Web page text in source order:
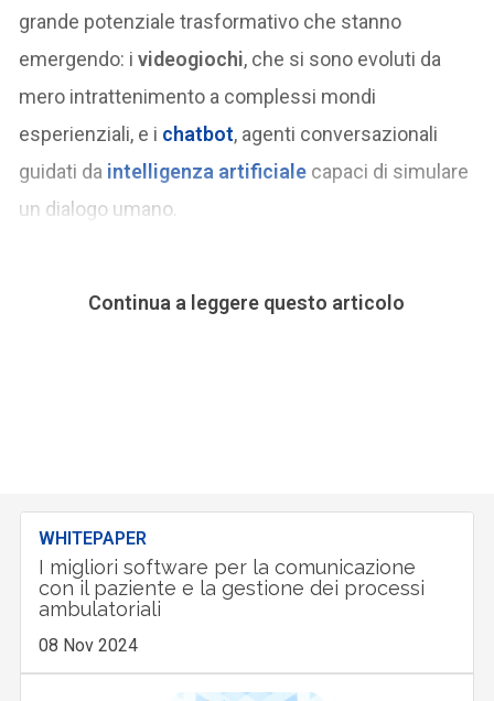
grande potenziale trasformativo che stanno
emergendo: ivideogiochi, che si sono evoluti da
mero intrattenimento a complessi mondi
esperienziali, e i chatbot, agenti conversazionali
guidati da intelligenza artificiale capaci di simulare
un dialogo umano.
Continua a leggere questo articolo
WHITEPAPER
I migliori software per la comunicazione
con il paziente e la gestione dei processi
ambulatoriali
08 Nov 2024